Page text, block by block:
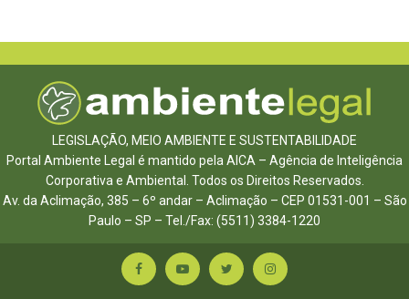
LEGISLAÇÃO, MEIO AMBIENTE E SUSTENTABILIDADE
Portal Ambiente Legal é mantido pela AICA – Agência de Inteligência
Corporativa e Ambiental. Todos os Direitos Reservados.
Av. da Aclimação, 385 – 6º andar – Aclimação – CEP 01531-001 – São
Paulo – SP – Tel./Fax: (5511) 3384-1220